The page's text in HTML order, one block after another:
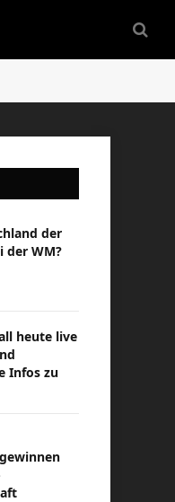
der
der WM?
heute live
Infos zu